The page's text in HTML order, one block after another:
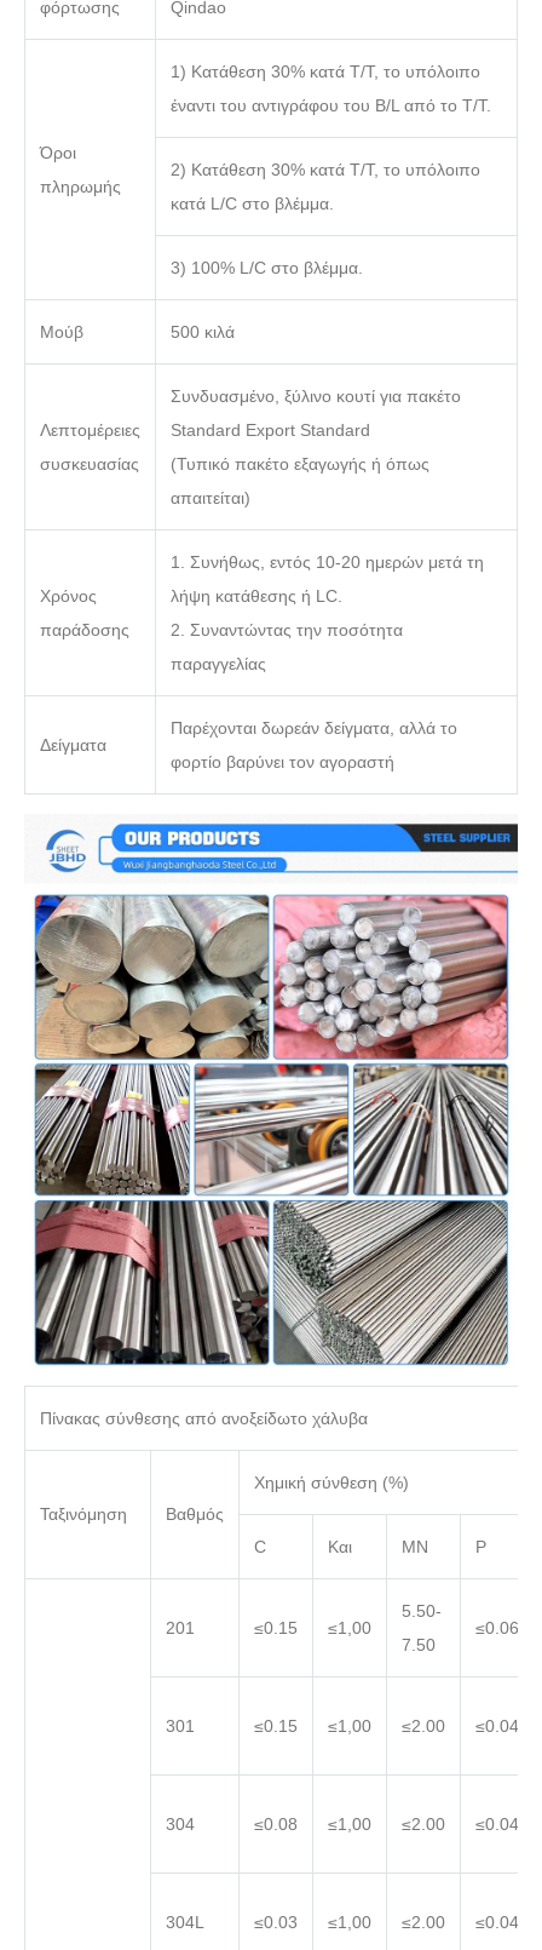
φόρτωσης Qindao
Όροι
πληρωμής
1) Κατάθεση 30% κατά T/T, το υπόλοιπο
έναντι του αντιγράφου του B/L από το T/T.
2) Κατάθεση 30% κατά T/T, το υπόλοιπο
κατά L/C στο βλέμμα.
3) 100% L/C στο βλέμμα.
Μούβ 500 κιλά
Λεπτομέρειες
συσκευασίας
Συνδυασμένο, ξύλινο κουτί για πακέτο
Standard Export Standard
(Τυπικό πακέτο εξαγωγής ή όπως
απαιτείται)
Χρόνος
παράδοσης
1. Συνήθως, εντός 10-20 ημερών μετά τη
λήψη κατάθεσης ή LC.
2. Συναντώντας την ποσότητα
παραγγελίας
Δείγματα
Παρέχονται δωρεάν δείγματα, αλλά το
φορτίο βαρύνει τον αγοραστή
Πίνακας σύνθεσης από ανοξείδωτο χάλυβα
Ταξινόμηση Βαθμός
Χημική σύνθεση (%)
C Και ΜΝ P
201 ≤0.15 ≤1,00
5.50-
7.50
≤0.060
301 ≤0.15 ≤1,00 ≤2.00 ≤0.045
304 ≤0.08 ≤1,00 ≤2.00 ≤0.045
304L ≤0.03 ≤1,00 ≤2.00 ≤0.045